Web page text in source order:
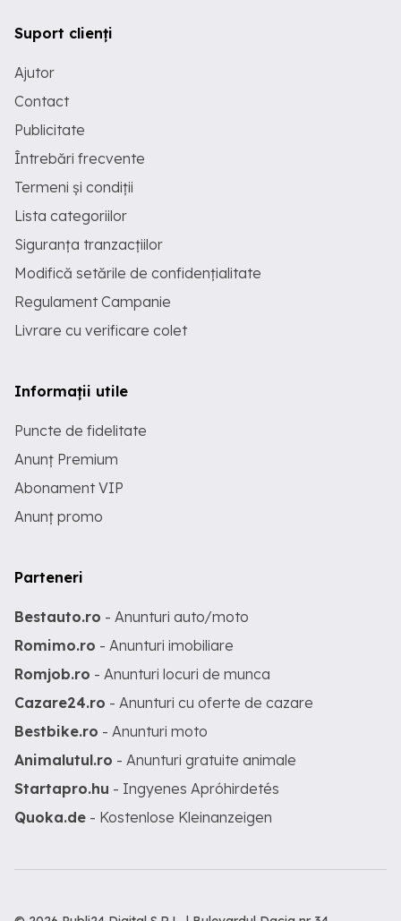
Suport clienți
Ajutor
Contact
Publicitate
Întrebări frecvente
Termeni și condiții
Lista categoriilor
Siguranța tranzacțiilor
Modifică setările de confidențialitate
Regulament Campanie
Livrare cu verificare colet
Informații utile
Puncte de fidelitate
Anunț Premium
Abonament VIP
Anunț promo
Parteneri
Bestauto.ro - Anunturi auto/moto
Romimo.ro - Anunturi imobiliare
Romjob.ro - Anunturi locuri de munca
Cazare24.ro - Anunturi cu oferte de cazare
Bestbike.ro - Anunturi moto
Animalutul.ro - Anunturi gratuite animale
Startapro.hu - Ingyenes Apróhirdetés
Quoka.de - Kostenlose Kleinanzeigen